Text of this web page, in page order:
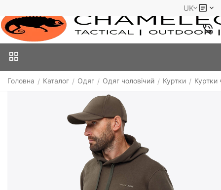
UK
Головна / Каталог / Одяг / Одяг чоловічий / Куртки / Куртки